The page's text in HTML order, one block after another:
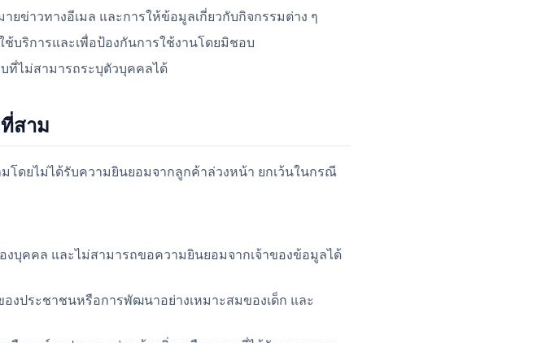
ยข่าวทางอีเมล และการให้ข้อมูลเกี่ยวกับกิจกรรมต่าง ๆ
บริการและเพื่อป้องกันการใช้งานโดยมิชอบ
ที่ไม่สามารถระบุตัวบุคคลได้
สาม
ดยไม่ได้รับความยินยอมจากลูกค้าล่วงหน้า ยกเว้นในกรณี
บุคคล และไม่สามารถขอความยินยอมจากเจ้าของข้อมูลได้
งประชาชนหรือการพัฒนาอย่างเหมาะสมของเด็ก และ